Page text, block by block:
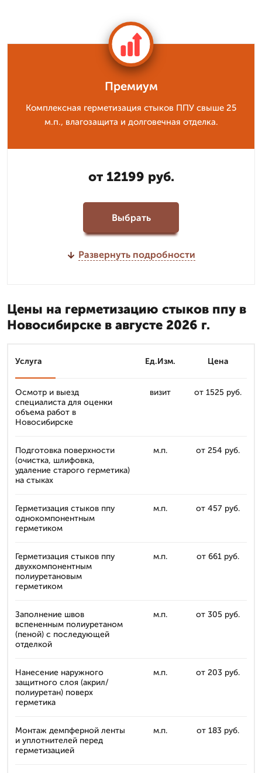
Премиум
Комплексная герметизация стыков ППУ свыше 25
м.п., влагозащита и долговечная отделка.
от 12199 руб.
Выбрать
Развернуть подробности
Цены на герметизацию стыков ппу в
Новосибирске в августе 2026 г.
Услуга Ед.Изм. Цена
Осмотр и выезд
специалиста для оценки
объема работ в
Новосибирске
визит от 1525 руб.
Подготовка поверхности
(очистка, шлифовка,
удаление старого герметика)
на стыках
м.п. от 254 руб.
Герметизация стыков ппу
однокомпонентным
герметиком
м.п. от 457 руб.
Герметизация стыков ппу
двухкомпонентным
полиуретановым
герметиком
м.п. от 661 руб.
Заполнение швов
вспененным полиуретаном
(пеной) с последующей
отделкой
м.п. от 305 руб.
Нанесение наружного
защитного слоя (акрил/
полиуретан) поверх
герметика
м.п. от 203 руб.
Монтаж демпферной ленты
и уплотнителей перед
герметизацией
м.п. от 183 руб.